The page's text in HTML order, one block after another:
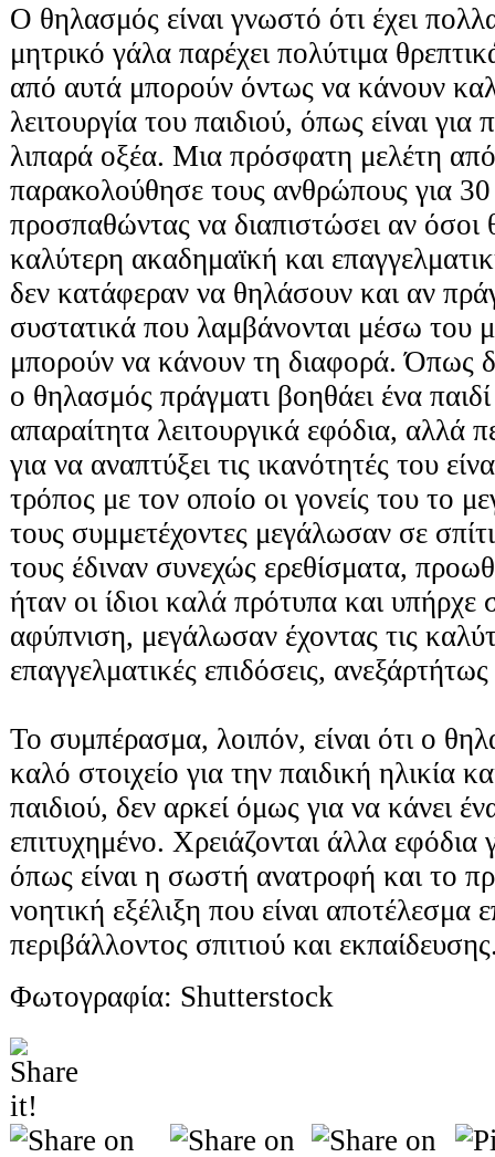
Ο θηλασμός είναι γνωστό ότι έχει
μητρικό γάλα παρέχει πολύτιμα
από αυτά μπορούν όντως να κάνουν
λειτουργία του παιδιού, όπως είναι
λιπαρά οξέα. Μια πρόσφατη μελέτη από
παρακολούθησε τους ανθρώπους για 30
προσπαθώντας να διαπιστώσει αν όσοι
καλύτερη ακαδημαϊκή και
δεν κατάφεραν να θηλάσουν και αν
συστατικά που λαμβάνονται μέσω του
μπορούν να κάνουν τη διαφορά. Όπως
ο θηλασμός πράγματι βοηθάει ένα
απαραίτητα λειτουργικά εφόδια, αλλά
για να αναπτύξει τις ικανότητές του
τρόπος με τον οποίο οι γονείς του το
τους συμμετέχοντες μεγάλωσαν σε
τους έδιναν συνεχώς ερεθίσματα,
ήταν οι ίδιοι καλά πρότυπα και υπήρχε
αφύπνιση, μεγάλωσαν έχοντας τις
επαγγελματικές επιδόσεις,
Το συμπέρασμα, λοιπόν, είναι ότι ο
καλό στοιχείο για την παιδική ηλικία
παιδιού, δεν αρκεί όμως για να κάνει
επιτυχημένο. Χρειάζονται άλλα εφόδια
όπως είναι η σωστή ανατροφή και το
νοητική εξέλιξη που είναι αποτέλεσμα
περιβάλλοντος σπιτιού και
Φωτογραφία: Shutterstock